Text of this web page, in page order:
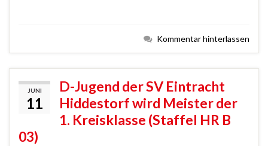
Kommentar hinterlassen
JUNI
11
D-Jugend der SV Eintracht
Hiddestorf wird Meister der
1. Kreisklasse (Staffel HR B
03)